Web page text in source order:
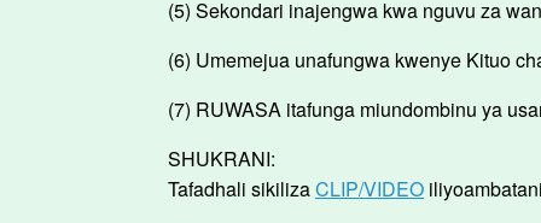
(5) Sekondari inajengwa kwa nguvu za
(6) Umemejua unafungwa kwenye Kituo
(7) RUWASA itafunga miundombinu ya
SHUKRANI:
Tafadhali sikilizaCLIP/VIDEO